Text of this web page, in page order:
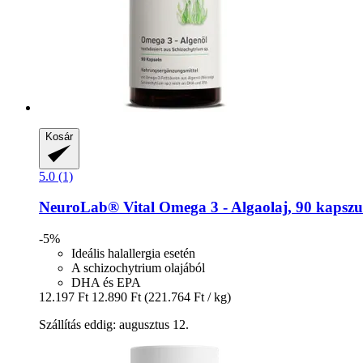
Kosár
5.0 (1)
NeuroLab® Vital Omega 3 -​ Algaolaj, 90
-5%
Ideális halallergia esetén
A schizochytrium olajából
DHA és EPA
12.197 Ft 12.890 Ft (221.764 Ft / kg)
Szállítás eddig: augusztus 12.